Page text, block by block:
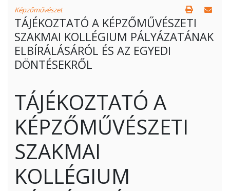
Képzőművészet
TÁJÉKOZTATÓ A KÉPZŐMŰVÉSZETI
SZAKMAI KOLLÉGIUM PÁLYÁZATÁNAK
ELBÍRÁLÁSÁRÓL ÉS AZ EGYEDI
DÖNTÉSEKRŐL
TÁJÉKOZTATÓ A
KÉPZŐMŰVÉSZETI
SZAKMAI
KOLLÉGIUM